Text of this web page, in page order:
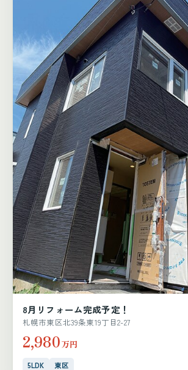
8月リフォーム完成予定！
札幌市東区北39条東19丁目2-27
2,980万円
5LDK 東区